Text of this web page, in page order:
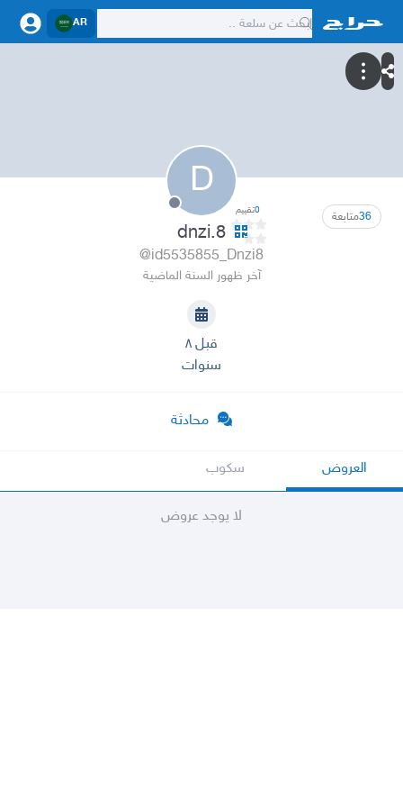
AR
D
36متابعة 0تقييم
dnzi.8
@id5535855_Dnzi8
آخر ظهور السنة الماضية
قبل ٨
سنوات
محادثة
العروض سكوب
لا يوجد عروض